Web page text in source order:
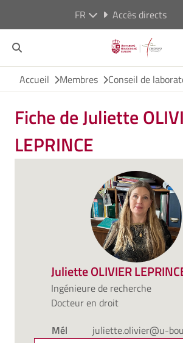
FR Accès directs
Accueil Membres Conseil de
Fiche de Juliette
LEPRINCE
Juliette OLIVIER
Ingénieure de recherche
Docteur en droit
Mél
juliette.olivier@u-